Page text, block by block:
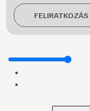
FELIRATKOZÁS